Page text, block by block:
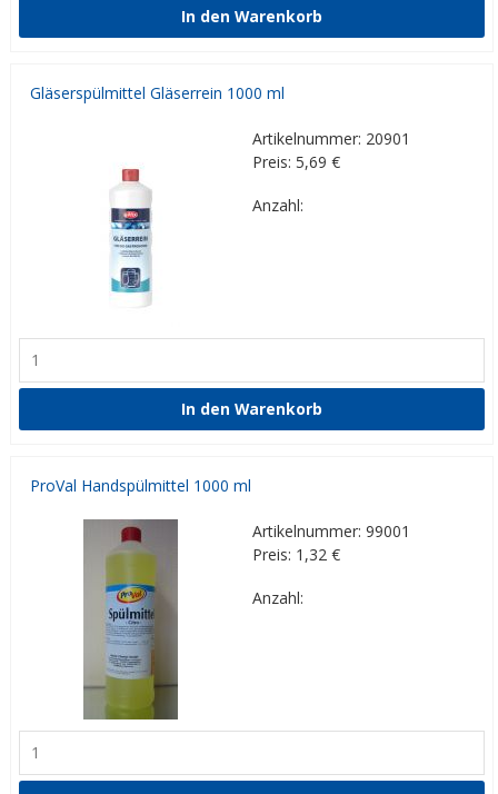
Gläserspülmittel Gläserrein 1000 ml
Artikelnummer: 20901
Preis: 5,69 €
Anzahl:
ProVal Handspülmittel 1000 ml
Artikelnummer: 99001
Preis: 1,32 €
Anzahl: